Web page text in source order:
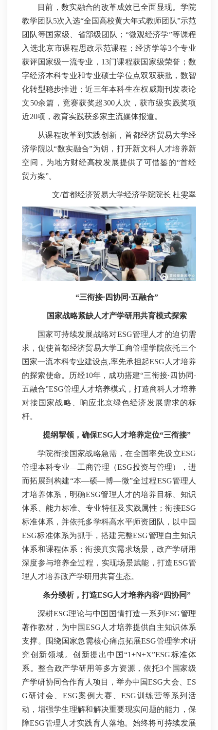
目前，数实融合的改革成效已全面显现。学院
教学团队5次入选“全国高校黄大年式教师团队”示范
团队等国家级、省部级团队；“微观经济学”等课程
入选北京市课程思政示范课程；经济学等3个专业
获评国家级一流专业，13门课程获国家级荣誉；数
字经济本科专业和专业硕士学位点双双获批，数智
化转型稳步推进；近三年本科生在权威期刊发表论
文50余篇，竞赛获奖超300人次，获市级实践奖项
近20项，教育实践获多家主流媒体报道。
从课程改革到实践创新，首都经济贸易大学经
济学院以“数实融合”为钥，打开新文科人才培养新
空间，为地方财经高校发展提供了可借鉴的“首经
贸方案”。
文/首都经济贸易大学经济学院院长 杜雯翠
“三衔接·四协同·五融合”
国家战略紧缺人才产学研用共育模式探索
国家可持续发展战略对ESG管理人才的迫切需
求，促使首都经济贸易大学工商管理学院依托三个
国家一流本科专业建设点,率先承担起ESG人才培养
的探索使命。历经10年，成功搭建“三衔接·四协同·
五融合”ESG管理人才培养模式，打造商科人才培养
对接国家战略、响应北京绿色经济发展需求的标
杆。
提纲挈领，确保ESG人才培养定位“三衔接”
学院衔接国家战略急需，在全国率先设立ESG
管理本科专业—工商管理（ESG投资与管理），进
而拓展到构建“本—硕—博—微”全过程ESG管理人
才培养体系，明确ESG管理人才的培养目标、知识
体系、能力标准、专业特征及实践属性；衔接ESG
标准体系，并依托多学科高水平师资团队，以中国
ESG标准体系为抓手，搭建完整ESG管理自主知识
体系和课程体系；衔接真实需求场景，政产学研用
深度参与培养全过程，实现场景赋能，打造ESG管
理人才培养政产学研用共育生态。
条分缕析，打造ESG人才培养内容“四协同”
深耕ESG理论与中国国情打造一系列ESG管理
著作教材，为中国ESG人才培养提供自主知识体系
支撑。围绕国家急需核心痛点拓展ESG管理学术研
究创新领域。创新提出中国“1+N+X”ESG标准体
系。整合政产学研用等多方资源，依托3个国家级
产学研协同合作育人项目，举办中国ESG大会、ES
G研讨会、ESG案例大赛、ESG训练营等系列活
动，增强学生理解和解决重要现实问题的能力，保
障ESG管理人才实践育人落地。始终将可持续发展